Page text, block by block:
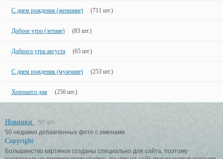
С днем рождения (женщине) (711 шт.)
Доброе утро (летние) (83 шт.)
Доброго утра августа (65 шт.)
С днем рождения (мужчине) (253 шт.)
Хорошего дня (250 шт.)
Новинки
50 шт.
50 недавно добавленных фото с именами.
Copyright
Большинство картинок созданы специально для сайта, поэтому